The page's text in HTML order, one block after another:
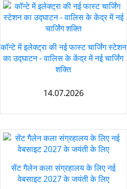
कॉन्टे में इलेक्ट्रा की नई फास्ट चार्जिंग स्टेशन
का उद्घाटन - वालिस के केंद्र में नई चार्जिंग
शक्ति
14.07.2026
सेंट गैलेन कला संग्रहालय के लिए नई
वेबसाइट 2027 के जयंती के लिए